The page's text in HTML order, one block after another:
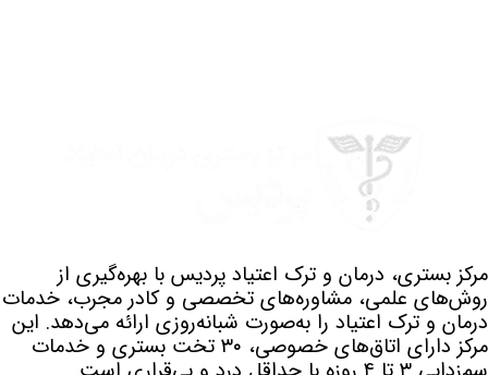
مرکز بستری، درمان و ترک اعتیاد پردیس با بهره‌گیری از
روش‌های علمی، مشاوره‌های تخصصی و کادر مجرب، خدمات
درمان و ترک اعتیاد را به‌صورت شبانه‌روزی ارائه می‌دهد. این
مرکز دارای اتاق‌های خصوصی، ۳۰ تخت بستری و خدمات